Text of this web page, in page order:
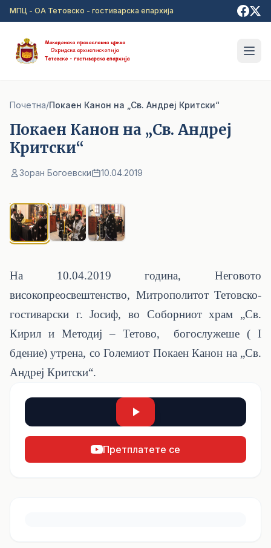
Прејди на главна содржина
МПЦ - ОА Тетовско - гостиварска епархија
Почетна/Покаен Канон на „Св. Андреј Критски“
Покаен Канон на „Св. Андреј
Критски“
Зоран Богоевски 10.04.2019
На 10.04.2019 година, Неговото
високопреосвештенство, Митрополитот Тетовско-
гостиварски г. Јосиф, во Соборниот храм „Св.
Кирил и Методиј – Тетово, богослужеше ( I
бдение) утрена, со Големиот Покаен Канон на „Св.
Андреј Критски“.
Претплатете се